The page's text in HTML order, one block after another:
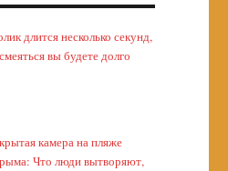
длится несколько секунд,
вы будете долго
камера на пляже
Что люди вытворяют,